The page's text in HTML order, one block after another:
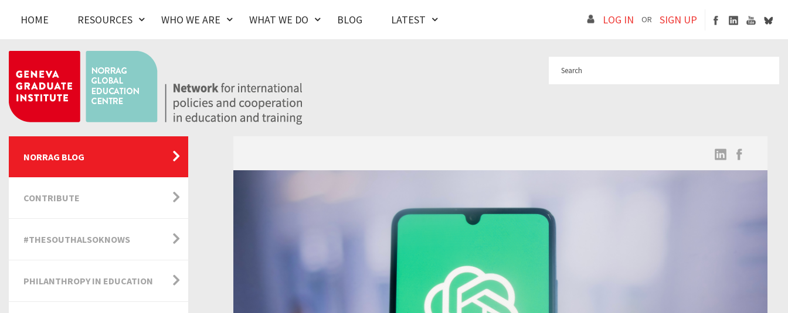
HOME RESOURCES WHO WE ARE WHAT WE DO BLOG LATEST LOG IN OR SIGN UP
NORRAG BLOG
CONTRIBUTE
#THESOUTHALSOKNOWS
PHILANTHROPY IN EDUCATION